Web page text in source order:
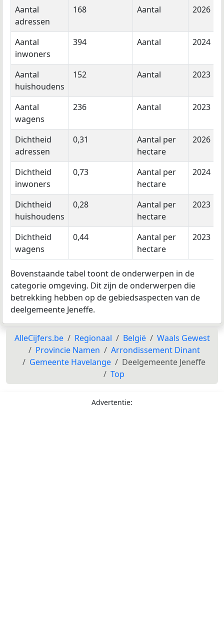
Aantal
adressen
168 Aantal 2026
Aantal
inwoners
394 Aantal 2024
Aantal
huishoudens
152 Aantal 2023
Aantal
wagens
236 Aantal 2023
Dichtheid
adressen
0,31
Aantal per
hectare
2026
Dichtheid
inwoners
0,73
Aantal per
hectare
2024
Dichtheid
huishoudens
0,28
Aantal per
hectare
2023
Dichtheid
wagens
0,44
Aantal per
hectare
2023
Bovenstaande tabel toont de onderwerpen in de
categorie omgeving. Dit zijn de onderwerpen die
betrekking hebben op de gebiedsaspecten van de
deelgemeente Jeneffe.
AlleCijfers.be Regionaal België
Waals Gewest
Provincie Namen
Arrondissement Dinant
Gemeente Havelange
Deelgemeente Jeneffe
Top
Advertentie: